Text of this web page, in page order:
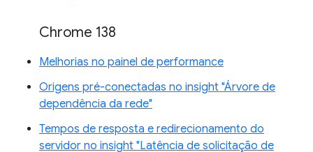
Chrome 138
Melhorias no painel de performance
Origens pré-conectadas no insight "Árvore de
dependência da rede"
Tempos de resposta e redirecionamento do
servidor no insight "Latência de solicitação de